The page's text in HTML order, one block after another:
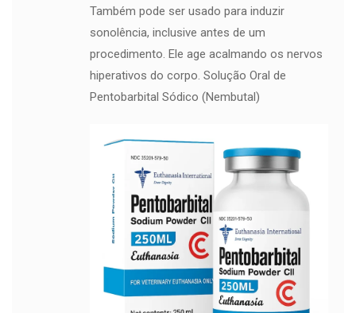
Também pode ser usado para induzir
sonolência, inclusive antes de um
procedimento. Ele age acalmando os nervos
hiperativos do corpo. Solução Oral de
Pentobarbital Sódico (Nembutal)